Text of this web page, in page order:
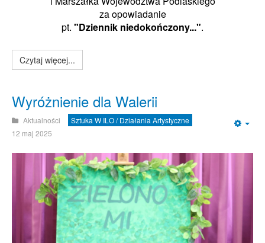
za opowiadanie
pt. "Dziennik niedokończony...".
Czytaj więcej...
Wyróżnienie dla Walerii
Aktualności
Sztuka W ILO / Działania Artystyczne
12 maj 2025